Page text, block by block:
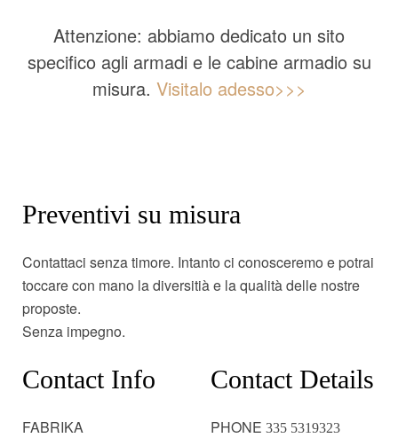
Attenzione: abbiamo dedicato un sito
specifico agli armadi e le cabine armadio su
misura. Visitalo adesso>>>
Preventivi su misura
Contattaci senza timore. Intanto ci conosceremo e potrai
toccare con mano la diversitià e la qualità delle nostre
proposte.
Senza impegno.
Contact Info
FABRIKA
Contact Details
PHONE 335 5319323